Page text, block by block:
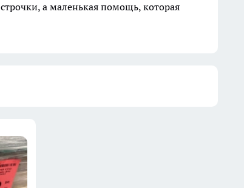
а маленькая помощь, которая